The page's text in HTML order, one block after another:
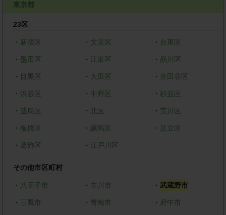
東京都
23区
・ 新宿区 ・ 文京区 ・ 台東区
・ 墨田区 ・ 江東区 ・ 品川区
・ 目黒区 ・ 大田区 ・世田谷区
・ 渋谷区 ・ 中野区 ・杉並区
・ 豊島区 ・ 北区 ・ 荒川区
・ 板橋区 ・ 練馬区 ・ 足立区
・ 葛飾区 ・ 江戸川区
その他市区町村
・ 八王子市 ・ 立川市 ・武蔵野市
・ 三鷹市 ・ 青梅市 ・ 府中市